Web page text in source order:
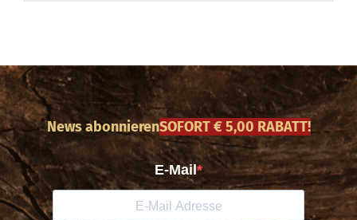
Varianten
auf.
Die
Optionen
können
auf
News abonnierenSOFORT € 5,00 RABATT!